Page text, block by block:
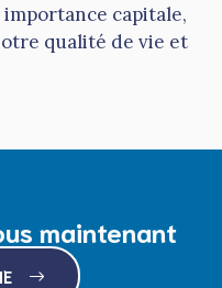
capitale,
qualité de vie et
maintenant